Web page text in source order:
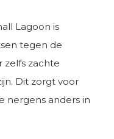
Lagoon is
tegen de
zelfs zachte
Dit zorgt voor
nergens anders in